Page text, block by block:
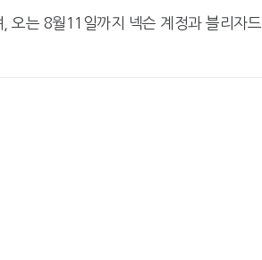
오는 8월11일까지 넥슨 계정과 블리자드